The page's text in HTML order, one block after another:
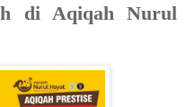
di Aqiqah Nurul